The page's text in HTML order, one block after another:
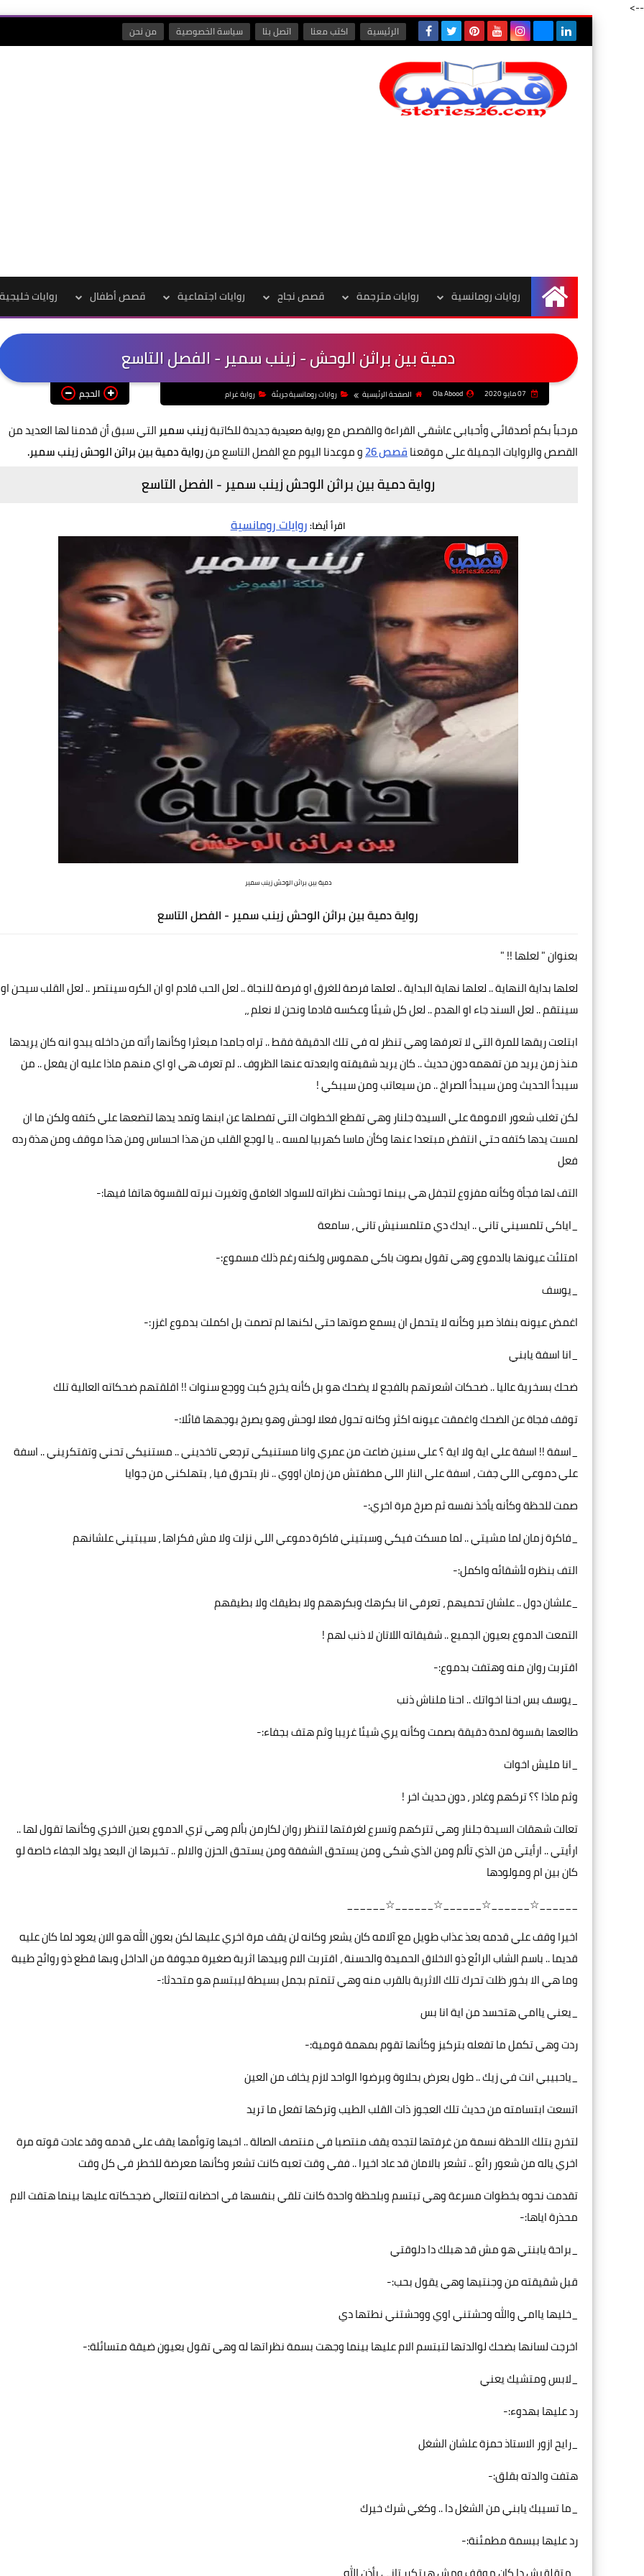
-->
الرئيسية اكتب معنا اتصل بنا سياسة الخصوصية من نحن
الرئيسية
روايات رومانسية روايات مترجمة قصص نجاح روايات اجتماعية قصص أطفال روايات خليجية
دمية بين براثن الوحش - زينب سمير - الفصل التاسع
Ola Abood الصفحة الرئيسية روايات رومانسية جريئة رواية غرام الحجم
مرحباً بكم أصدقائي وأحبابي عاشقي القراءة والقصص معرواية صعيديةجديدة للكاتبةزينب سميرالتي سبق أن قدمنا لها العديد من
القصص والروايات الجميلة علي موقعناقصص 26 و موعدنا اليوم مع الفصل التاسع منرواية دمية بين براثن الوحش زينب سمير.
رواية دمية بين براثن الوحش زينب سمير - الفصل التاسع
اقرأ أيضا:روايات رومانسية
دمية بين براثن الوحش زينب سمير
رواية دمية بين براثن الوحش زينب سمير - الفصل التاسع
بعنوان " لعلها !! "
لعلها بداية النهاية .. لعلها نهاية البداية .. لعلها فرصة للغرق او فرصة للنجاة .. لعل الحب قادم او ان الكره سينتصر .. لعل القلب سيحن او
سينتقم .. لعل السند جاء او الهدم .. لعل كل شيئا وعكسه قادما ونحن لا نعلم ،،
ابتلعت ريقها للمرة التي لا تعرفها وهي تنظر له في تلك الدقيقة فقط .. تراه جامدا مبعثرا وكأنها رأته من داخله يبدو انه كان يريدها
منذ زمن يريد من تفهمه دون حديث .. كان يريد شقيقته وابعدته عنها الظروف .. لم تعرف هي او اي منهم ماذا عليه ان يفعل .. من
سيبدأ الحديث ومن سيبدأ الصراخ .. من سيعاتب ومن سيبكي !
لكن تغلب شعور الامومة علي السيدة جلنار وهي تقطع الخطوات التي تفصلها عن ابنها وتمد يدها لتضعها علي كتفه ولكن ما ان
لمست يدها كتفه حتي انتفض مبتعدا عنها وكأن ماسا كهربيا لمسه .. يا لوجع القلب من هذا احساس ومن هذا موقف ومن هذة رده
فعل
التف لها فجأة وكأنه مفزوع لتجفل هي بينما توحشت نظراته للسواد الغامق وتغيرت نبرته للقسوة هاتفا فيها:-
_اياكي تلمسيني تاني .. ايدك دي متلمسنيش تاني ، سامعة
امتلئت عيونها بالدموع وهي تقول بصوت باكي مهموس ولكنه رغم ذلك مسموع:-
_يوسف
اغمض عيونه بنفاذ صبر وكأنه لا يتحمل ان يسمع صوتها حتي لكنها لم تصمت بل اكملت بدموع اغزر:-
_انا اسفة يابني
ضحك بسخرية عاليا .. ضحكات اشعرتهم بالفجع لا يضحك هو بل كأنه يخرج كبت ووجع سنوات !! اقلقتهم ضحكاته العالية تلك
توقف فجاة عن الضحك واغمقت عيونه اكثر وكانه تحول فعلا لوحش وهو يصرخ بوجهها قائلا:-
_اسفة !! اسفة علي اية ولا اية ؟ علي سنين ضاعت من عمري وانا مستنيكي ترجعي تاخديني .. مستنيكي تحني وتفتكريني .. اسفة
علي دموعي اللي جفت ، اسفة علي النار اللي مطفتش من زمان اووي .. نار بتحرق فيا ، بتهلكني من جوايا
صمت للحظة وكأنه يأخذ نفسه ثم صرخ مرة اخري:-
_فاكرة زمان لما مشيتي .. لما مسكت فيكي وسبتيني فاكرة دموعي اللي نزلت ولا مش فكراها ، سيبتيني علشانهم
التف بنظره لأشقائه واكمل:-
_علشان دول .. علشان تحميهم ، تعرفي انا بكرهك وبكرههم ولا بطيقك ولا بطيقهم
التمعت الدموع بعيون الجميع .. شقيقاته اللاتان لا ذنب لهم !
اقتربت روان منه وهتفت بدموع:-
_يوسف بس احنا اخواتك .. احنا ملناش ذنب
طالعها بقسوة لمدة دقيقة بصمت وكأنه يري شيئا غريبا وثم هتف بجفاء:-
_انا مليش اخوات
وثم ماذا ؟؟ تركهم وغادر ، دون حديث اخر !
تعالت شهقات السيدة جلنار وهي تتركهم وتسرع لغرفتها لتنظر روان لكارمن بألم وهي تري الدموع بعين الاخري وكأنها تقول لها ..
ارأيتي .. ارأيتي من الذي تألم ومن الذي شكي ومن يستحق الشفقة ومن يستحق الحزن والالم .. تخبرها ان البعد يولد الجفاء خاصة لو
كان بين ام ومولودها
______☆______☆______☆______☆______
اخيرا وقف علي قدمه بعذ عذاب طويل مع آلامه كان يشعر وكانه لن يقف مرة اخري عليها لكن بعون الله هو الان يعود لما كان عليه
قديما .. باسم الشاب الرائع ذو الاخلاق الحميدة والحسنة ، اقتربت الام وبيدها اثرية صغيرة مجوفة من الداخل وبها قطع ذو روائح طيبة
وما هي الا بخور ظلت تحرك تلك الاثرية بالقرب منه وهي تتمتم بجمل بسيطة ليبتسم هو متحدثا:-
_يعني ياامي هتحسد من اية انا بس
ردت وهي تكمل ما تفعله بتركيز وكأنها تقوم بمهمة قومية:-
_ياحبيبي انت في زيك .. طول بعرض بحلاوة وبرضوا الواحد لازم يخاف من العين
اتسعت ابتسامته من حديث تلك العجوز ذات القلب الطيب وتركها تفعل ما تريد
لتخرج بتلك اللحظة نسمة من غرفتها لتجده يقف منتصبا في منتصف الصالة .. اخيها وتوأمها يقف علي قدمه وقد عادت قوته مرة
اخري ياله من شعور رائع .. تشعر بالامان قد عاد اخيرا .. ففي وقت تعبه كانت تشعر وكأنها معرضة للخطر في كل وقت
تقدمت نحوه بخطوات مسرعة وهي تبتسم وبلحظة واحدة كانت تلقي بنفسها في احضانه لتتعالي ضجحكاته عليها بينما هتفت الام
محذرة اياها:-
_براحة يابنتي هو مش قد هبلك دا دلوقتي
قبل شقيقته من وجنتيها وهي يقول بحب:-
_خليها ياامي والله وحشتني اوي ووحشتني نطتها دي
اخرجت لسانها بضحك لوالدتها لتبتسم الام عليها بينما وجهت بسمة نظراتها له وهي تقول بعيون ضيقة متسائلة:-
_لابس ومتشيك يعني
رد عليها بهدوء:-
_رايح ازور الاستاذ حمزة علشان الشغل
هتفت والدته بقلق:-
_ما تسيبك يابني من الشغل دا .. وكغي شرك خيرك
رد عليها ببسمة مطمئنة:-